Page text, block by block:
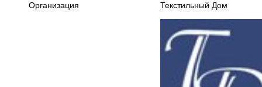
Организация Текстильный Дом